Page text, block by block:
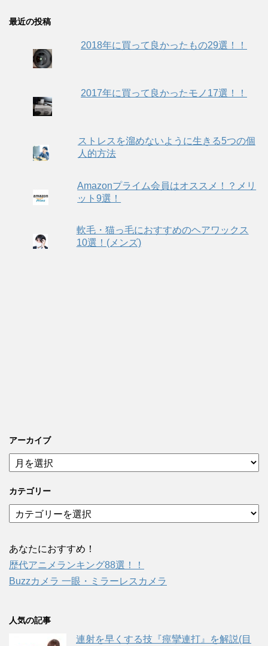
最近の投稿
2018年に買って良かったもの29選！！
2017年に買って良かったモノ17選！！
ストレスを溜めないように生きる5つの個
人的方法
Amazonプライム会員はオススメ！？メリ
ット9選！
軟毛・猫っ毛におすすめのヘアワックス
10選！(メンズ)
アーカイブ
ア
ー
イ
カテゴリー
テ
リ
ー
あなたにおすすめ！
歴代アニメランキング88選！！
Buzzカメラ 一眼・ミラーレスカメラ
人気の記事
連射を早くする技『痙攣連打』を解説(目